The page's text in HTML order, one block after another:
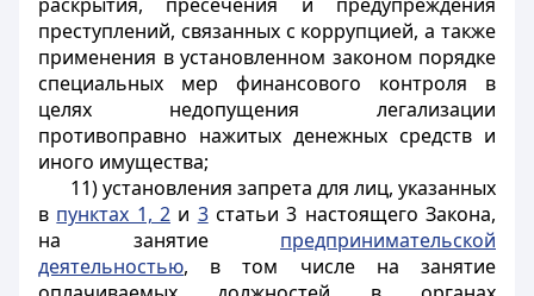
преступлений, связанных с коррупцией, а также
применения в установленном законом порядке
специальных мер финансового контроля в
целях недопущения легализации
противоправно нажитых денежных средств и
иного имущества;
11) установления запрета для лиц, указанных
в пунктах 1, 2 и 3статьи 3 настоящего Закона,
на занятие предпринимательской
деятельностью, в том числе на занятие